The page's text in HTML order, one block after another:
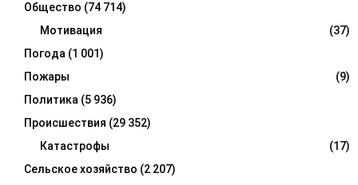
Общество (74 714)
Мотивация
(37)
Погода (1 001)
Пожары
(9)
Политика (5 936)
Происшествия (29 352)
Катастрофы
(17)
Сельское хозяйство (2 207)